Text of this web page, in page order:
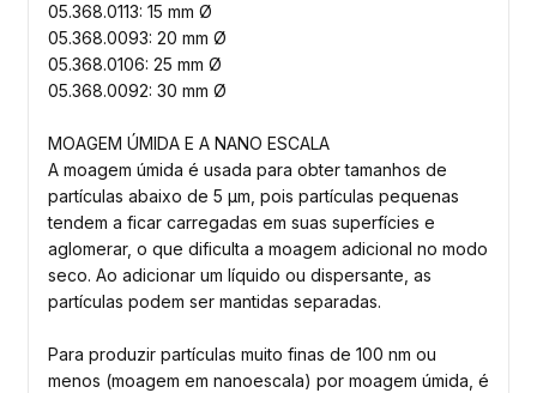
05.368.0113: 15 mm Ø
05.368.0093: 20 mm Ø
05.368.0106: 25 mm Ø
05.368.0092: 30 mm Ø
MOAGEM ÚMIDA E A NANO ESCALA
A moagem úmida é usada para obter tamanhos de
partículas abaixo de 5 µm, pois partículas pequenas
tendem a ficar carregadas em suas superfícies e
aglomerar, o que dificulta a moagem adicional no modo
seco. Ao adicionar um líquido ou dispersante, as
partículas podem ser mantidas separadas.
Para produzir partículas muito finas de 100 nm ou
menos (moagem em nanoescala) por moagem úmida, é